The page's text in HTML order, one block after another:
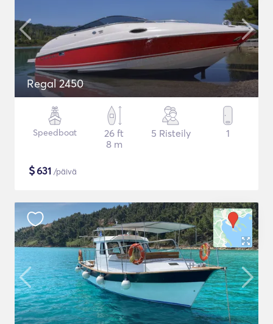
Regal 2450
Speedboat
26 ft
8 m
5 Risteily 1
$631 /päivä